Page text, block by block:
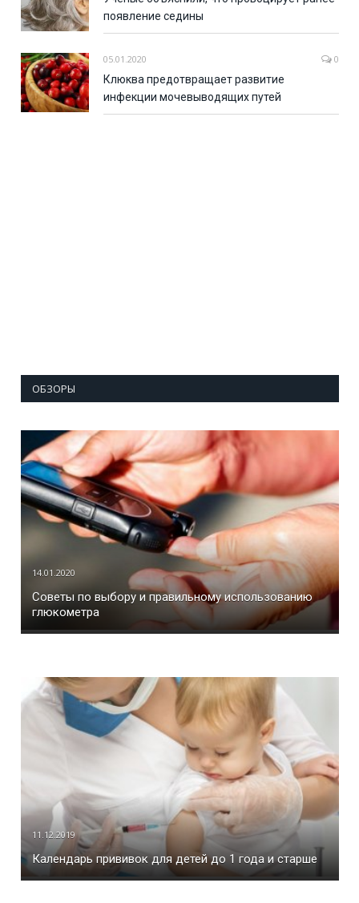
появление седины
05.01.2020 0
Клюква предотвращает развитие
инфекции мочевыводящих путей
ОБЗОРЫ
14.01.2020
Советы по выбору и правильному использованию
глюкометра
11.12.2019
Календарь прививок для детей до 1 года и старше